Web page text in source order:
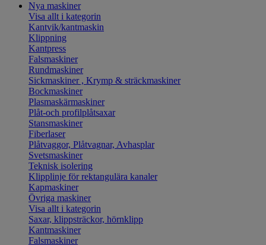
Nya maskiner
Visa allt i kategorin
Kantvik/kantmaskin
Klippning
Kantpress
Falsmaskiner
Rundmaskiner
Sickmaskiner , Krymp & sträckmaskiner
Bockmaskiner
Plasmaskärmaskiner
Plåt-och profilplåtsaxar
Stansmaskiner
Fiberlaser
Plåtvaggor, Plåtvagnar, Avhasplar
Svetsmaskiner
Teknisk isolering
Klipplinje för rektangulära kanaler
Kapmaskiner
Övriga maskiner
Visa allt i kategorin
Saxar, klippsträckor, hörnklipp
Kantmaskiner
Falsmaskiner